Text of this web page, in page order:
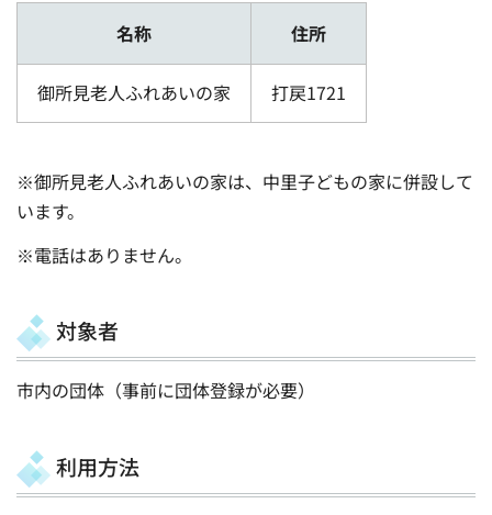
名称 住所
御所見老人ふれあいの家 打戻1721
※御所見老人ふれあいの家は、中里子どもの家に併設して
います。
※電話はありません。
対象者
市内の団体（事前に団体登録が必要）
利用方法